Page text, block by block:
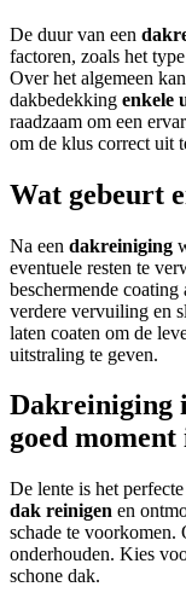
De duur van een
factoren, zoals het
Over het algemeen
dakbedekking enkele
raadzaam om een
om de klus correct uit
Wat gebeurt
Na een dakreiniging
eventuele resten te
beschermende coating
verdere vervuiling en
laten coaten om de
uitstraling te geven.
Dakreiniging
goed moment
De lente is het
dak reinigen en
schade te voorkomen.
onderhouden. Kies
schone dak.